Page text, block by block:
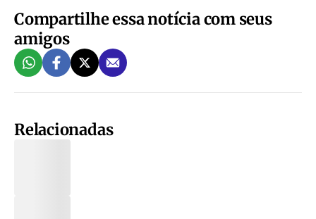
Compartilhe essa notícia com seus
amigos
Relacionadas